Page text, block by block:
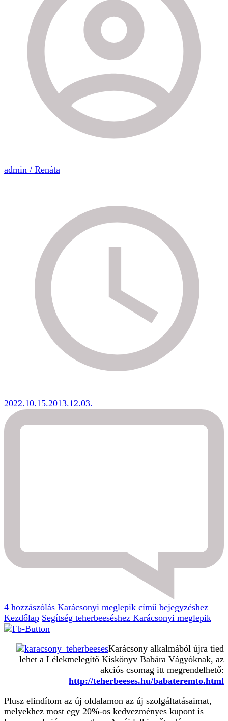
admin / Renáta
2022.10.15.2013.12.03.
4 hozzászólás Karácsonyi meglepik című bejegyzéshez
Kezdőlap Segítség teherbeeséshez Karácsonyi meglepik
Karácsony alkalmából újra tied
lehet a Lélekmelegítő Kiskönyv Babára Vágyóknak, az
akciós csomag itt megrendelhető:
http://teherbeeses.hu/babateremto.html
Plusz elindítom az új oldalamon az új szolgáltatásaimat,
melyekhez most egy 20%-os kedvezményes kupont is